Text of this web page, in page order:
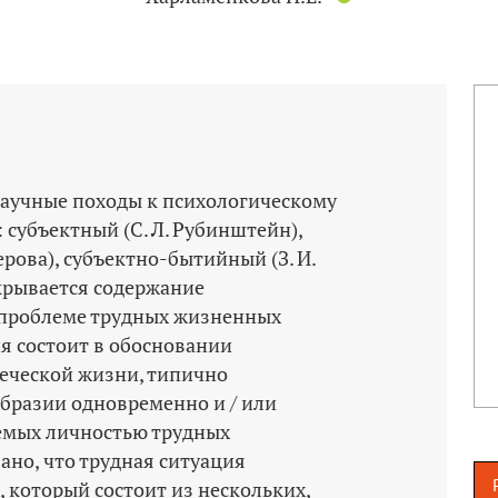
походы к психологическому
субъектный (С. Л. Рубинштейн),
субъектно-­бытийный (З. И.
содержание
трудных жизненных
состоит в обосновании
жизни, типично
одновременно и / или
личностью трудных
что трудная ситуация
который состоит из нескольких,